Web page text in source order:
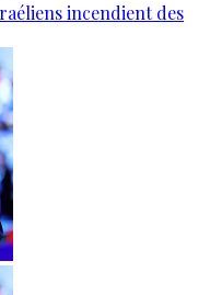
incendient des